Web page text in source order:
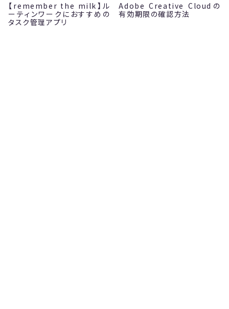
【remember the milk】ル
ーティンワークにおすすめの
タスク管理アプリ
Adobe Creative Cloudの
有効期限の確認方法